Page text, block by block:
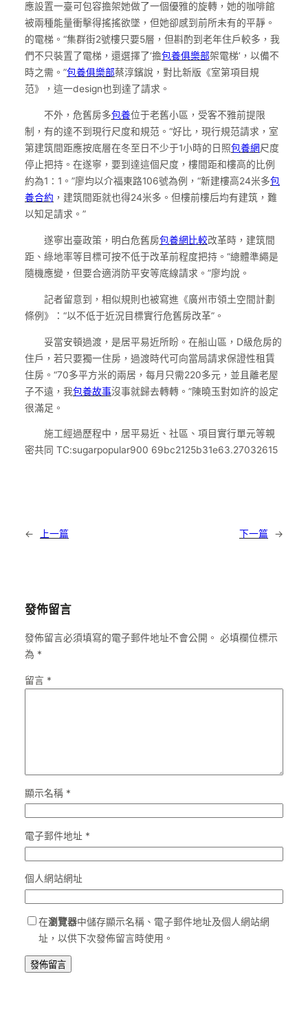
應設置一臺可包容擔架她做了一個優雅的旋轉，她的咖啡館
被兩種能量衝擊得搖搖欲墜，但她卻感到前所未有的平靜。
的電梯。“集群街2號樓只要5層，但斟酌到老年住戶較多，我
們不只裝置了電梯，還選擇了‘擔包養俱樂部架電梯’，以備不
時之需。”包養俱樂部蔡淳鑌說，對比新版《室第項目規
范》，這一design也到達了請求。
不外，危舊房多包養位于老舊小區，受客不雅前提限
制，有的達不到現行尺度和規范。“好比，現行規范請求，室
第建筑間距應按底層在冬至日不少于1小時的日照包養網 尺度
停止把持。在遂寧，要到達這個尺度，樓間距和樓高的比例
約為1∶1。”廖均以介福東路106號為例，“新建樓高24米多包
養合約 ，建筑間距就也得24米多。但樓前樓后均有建筑，難
以知足請求。”
遂寧出臺政策，明白危舊房包養網比較改革時，建筑間
距、綠地率等目標可按不低于改革前程度把持。“總體準繩是
隨機應變，但要合適消防平安等底線請求。”廖均說。
記者留意到，相似規則也被寫進《廣州市領土空間計劃
條例》：“以不低于近況目標實行危舊房改革”。
妥當安頓過渡，是居平易近所盼。在船山區，D級危房的
住戶，若只要獨一住房，過渡時代可向當局請求保證性租賃
住房。“70多平方米的兩居，每月只需220多元，並且離老屋
子不遠，我包養故事沒事就歸去轉轉。”陳曉玉對如許的設定
很滿足。
施工經過歷程中，居平易近、社區、項目實行單元等親
密共同 TC:sugarpopular900 69bc2125b31e63.27032615
← 上一篇 下一篇 →
發佈留言
發佈留言必須填寫的電子郵件地址不會公開。 必填欄位標示
為 *
留言 *
顯示名稱 *
電子郵件地址 *
個人網站網址
在瀏覽器中儲存顯示名稱、電子郵件地址及個人網站網
址，以供下次發佈留言時使用。